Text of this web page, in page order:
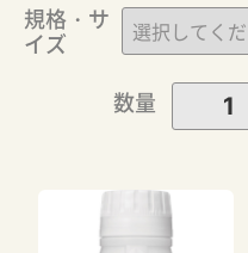
規格・サ
イズ
数量